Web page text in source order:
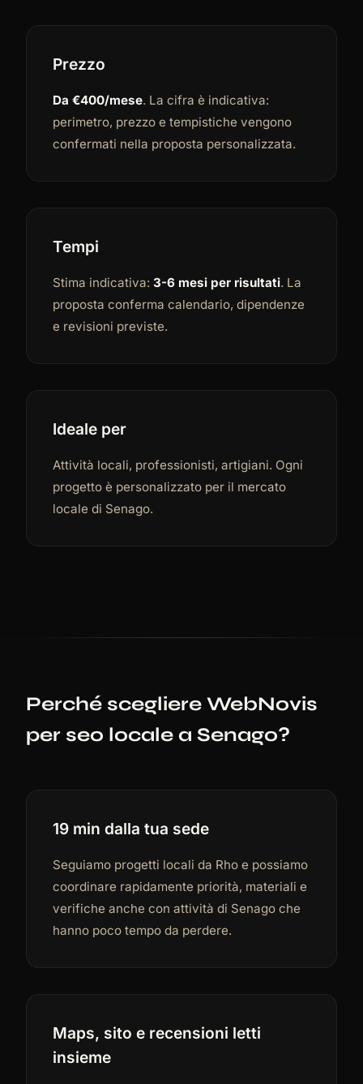
Prezzo
Da €400/mese. La cifra è indicativa:
perimetro, prezzo e tempistiche vengono
confermati nella proposta personalizzata.
Tempi
Stima indicativa: 3-6 mesi per risultati. La
proposta conferma calendario, dipendenze
e revisioni previste.
Ideale per
Attività locali, professionisti, artigiani. Ogni
progetto è personalizzato per il mercato
locale di Senago.
Perché scegliere WebNovis
per seo locale a Senago?
19 min dalla tua sede
Seguiamo progetti locali da Rho e possiamo
coordinare rapidamente priorità, materiali e
verifiche anche con attività di Senago che
hanno poco tempo da perdere.
Maps, sito e recensioni letti
insieme